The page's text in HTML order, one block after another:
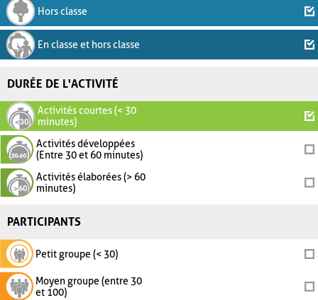
Hors classe
En classe et hors classe
DURÉE DE L'ACTIVITÉ
Activités courtes (< 30
minutes)
Activités développées
(Entre 30 et 60 minutes)
Activités élaborées (> 60
minutes)
PARTICIPANTS
Petit groupe (< 30)
Moyen groupe (entre 30
et 100)